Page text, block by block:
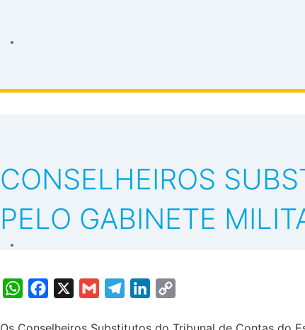
CONSELHEIROS
PELO GABINETE
WhatsAppFacebook Gmail TelegramLinkedIn